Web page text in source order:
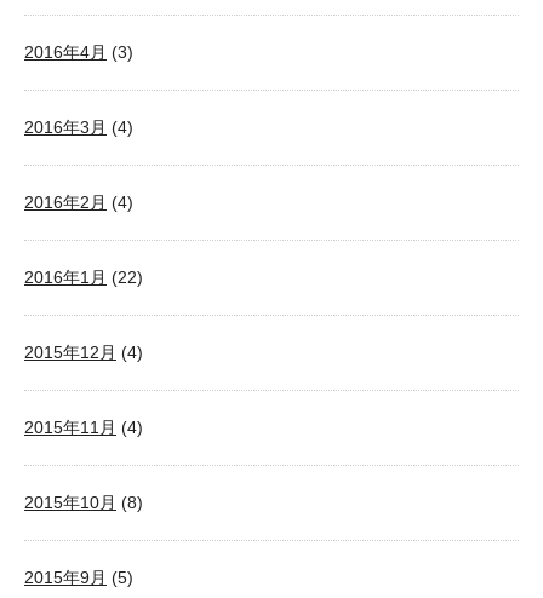
2016年4月 (3)
2016年3月 (4)
2016年2月 (4)
2016年1月 (22)
2015年12月 (4)
2015年11月 (4)
2015年10月 (8)
2015年9月 (5)